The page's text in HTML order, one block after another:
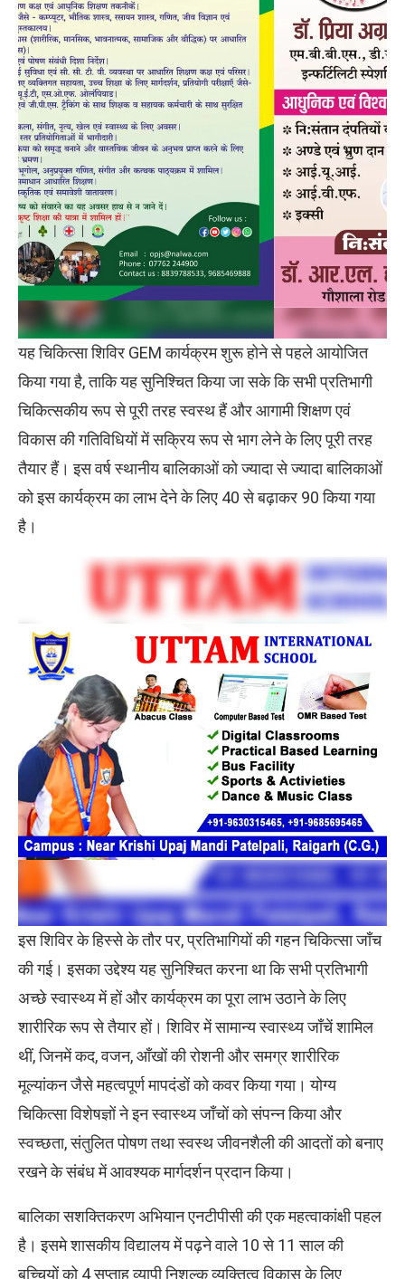
यह चिकित्सा शिविर GEM कार्यक्रम शुरू होने से पहले आयोजित
किया गया है, ताकि यह सुनिश्चित किया जा सके कि सभी प्रतिभागी
चिकित्सकीय रूप से पूरी तरह स्वस्थ हैं और आगामी शिक्षण एवं
विकास की गतिविधियों में सक्रिय रूप से भाग लेने के लिए पूरी तरह
तैयार हैं। इस वर्ष स्थानीय बालिकाओं को ज्यादा से ज्यादा बालिकाओं
को इस कार्यक्रम का लाभ देने के लिए 40 से बढ़ाकर 90 किया गया
है।
इस शिविर के हिस्से के तौर पर, प्रतिभागियों की गहन चिकित्सा जाँच
की गई। इसका उद्देश्य यह सुनिश्चित करना था कि सभी प्रतिभागी
अच्छे स्वास्थ्य में हों और कार्यक्रम का पूरा लाभ उठाने के लिए
शारीरिक रूप से तैयार हों। शिविर में सामान्य स्वास्थ्य जाँचें शामिल
थीं, जिनमें कद, वजन, आँखों की रोशनी और समग्र शारीरिक
मूल्यांकन जैसे महत्वपूर्ण मापदंडों को कवर किया गया। योग्य
चिकित्सा विशेषज्ञों ने इन स्वास्थ्य जाँचों को संपन्न किया और
स्वच्छता, संतुलित पोषण तथा स्वस्थ जीवनशैली की आदतों को बनाए
रखने के संबंध में आवश्यक मार्गदर्शन प्रदान किया।
बालिका सशक्तिकरण अभियान एनटीपीसी की एक महत्वाकांक्षी पहल
है। इसमे शासकीय विद्यालय में पढ़ने वाले 10 से 11 साल की
बच्चियों को 4 सप्ताह व्यापी निशुल्क व्यक्तित्व विकास के लिए